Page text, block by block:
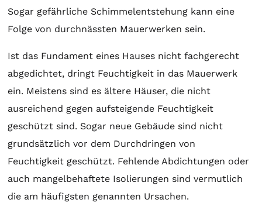
Sogar gefährliche Schimmelentstehung kann eine
Folge von durchnässten Mauerwerken sein.
Ist das Fundament eines Hauses nicht fachgerecht
abgedichtet, dringt Feuchtigkeit in das Mauerwerk
ein. Meistens sind es ältere Häuser, die nicht
ausreichend gegen aufsteigende Feuchtigkeit
geschützt sind. Sogar neue Gebäude sind nicht
grundsätzlich vor dem Durchdringen von
Feuchtigkeit geschützt. Fehlende Abdichtungen oder
auch mangelbehaftete Isolierungen sind vermutlich
die am häufigsten genannten Ursachen.